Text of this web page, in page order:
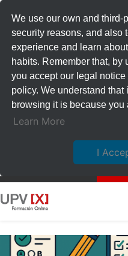
We use our own and third-
security reasons, and also
experience and learn
habits. Remember that, by
you accept our legal
policy. We understand that
browsing it is because you
Learn More
I